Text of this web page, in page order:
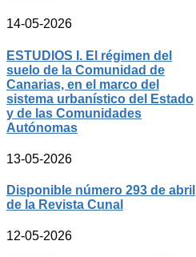
14-05-2026
ESTUDIOS I. El régimen del
suelo de la Comunidad de
Canarias, en el marco del
sistema urbanístico del Estado
y de las Comunidades
Autónomas
13-05-2026
Disponible número 293 de abril
de la Revista Cunal
12-05-2026